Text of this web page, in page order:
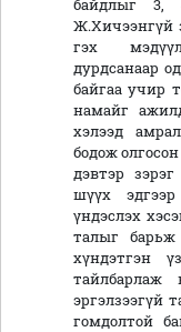
байдлыг 3,
Ж.Хичээнгүй
гэх
дурдсанаар
байгаа учир
намайг
хэлээд
бодож
дэвтэр
шүүх
үндэслэх
талыг барьж
хүндэтгэн
тайлбарлаж
эргэлзээгүй
гомдолтой